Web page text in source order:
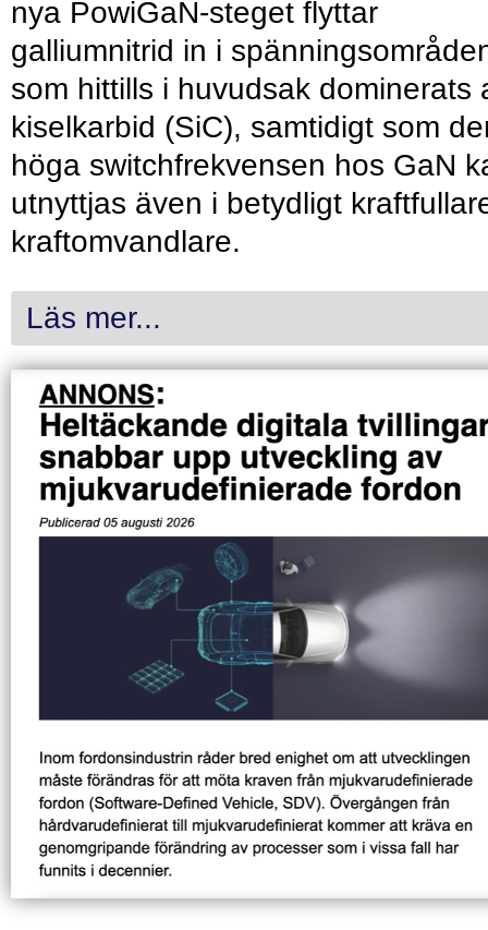
nya PowiGaN-steget flyttar
galliumnitrid in i
som hittills i huvudsak dominerats
kiselkarbid (SiC), samtidigt som
höga switchfrekvensen hos GaN
utnyttjas även i betydligt
kraftomvandlare.
Läs mer...